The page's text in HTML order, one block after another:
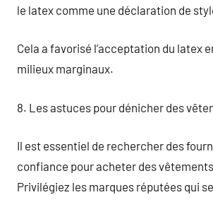
le latex comme une déclaration de
Cela a favorisé l’acceptation du latex
milieux marginaux.
8. Les astuces pour dénicher des
Il est essentiel de rechercher des
confiance pour acheter des
Privilégiez les marques réputées qui